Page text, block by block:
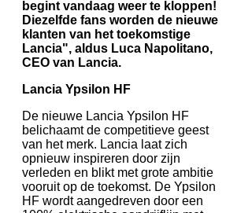
begint vandaag weer te kloppen!
Diezelfde fans worden de nieuwe
klanten van het toekomstige
Lancia", aldus Luca Napolitano,
CEO van Lancia.
Lancia Ypsilon HF
De nieuwe Lancia Ypsilon HF
belichaamt de competitieve geest
van het merk. Lancia laat zich
opnieuw inspireren door zijn
verleden en blikt met grote ambitie
vooruit op de toekomst. De Ypsilon
HF wordt aangedreven door een